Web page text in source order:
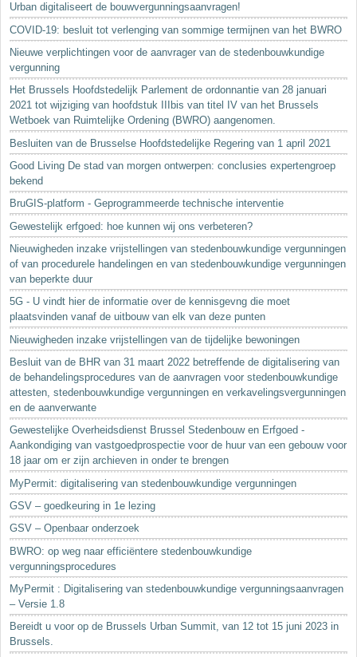
Urban digitaliseert de bouwvergunningsaanvragen!
COVID-19: besluit tot verlenging van sommige termijnen van het BWRO
Nieuwe verplichtingen voor de aanvrager van de stedenbouwkundige
vergunning
Het Brussels Hoofdstedelijk Parlement de ordonnantie van 28 januari
2021 tot wijziging van hoofdstuk IIIbis van titel IV van het Brussels
Wetboek van Ruimtelijke Ordening (BWRO) aangenomen.
Besluiten van de Brusselse Hoofdstedelijke Regering van 1 april 2021
Good Living De stad van morgen ontwerpen: conclusies expertengroep
bekend
BruGIS-platform - Geprogrammeerde technische interventie
Gewestelijk erfgoed: hoe kunnen wij ons verbeteren?
Nieuwigheden inzake vrijstellingen van stedenbouwkundige vergunningen
of van procedurele handelingen en van stedenbouwkundige vergunningen
van beperkte duur
5G - U vindt hier de informatie over de kennisgevng die moet
plaatsvinden vanaf de uitbouw van elk van deze punten
Nieuwigheden inzake vrijstellingen van de tijdelijke bewoningen
Besluit van de BHR van 31 maart 2022 betreffende de digitalisering van
de behandelingsprocedures van de aanvragen voor stedenbouwkundige
attesten, stedenbouwkundige vergunningen en verkavelingsvergunningen
en de aanverwante
Gewestelijke Overheidsdienst Brussel Stedenbouw en Erfgoed -
Aankondiging van vastgoedprospectie voor de huur van een gebouw voor
18 jaar om er zijn archieven in onder te brengen
MyPermit: digitalisering van stedenbouwkundige vergunningen
GSV – goedkeuring in 1e lezing
GSV – Openbaar onderzoek
BWRO: op weg naar efficiëntere stedenbouwkundige
vergunningsprocedures
MyPermit : Digitalisering van stedenbouwkundige vergunningsaanvragen
– Versie 1.8
Bereidt u voor op de Brussels Urban Summit, van 12 tot 15 juni 2023 in
Brussels.